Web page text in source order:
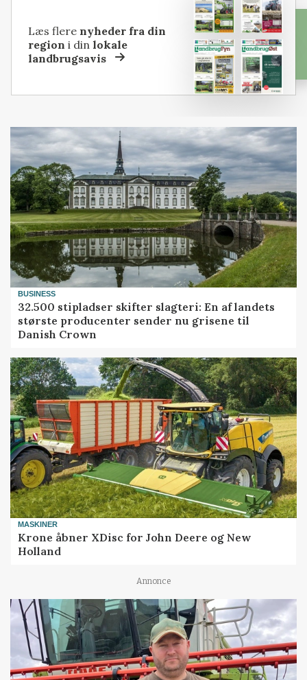
Læs flere nyheder fra din
region i dinlokale
landbrugsavis
BUSINESS
32.500 stipladser skifter slagteri: En af landets
største producenter sender nu grisene til
Danish Crown
MASKINER
Krone åbner XDisc for John Deere og New
Holland
Annonce